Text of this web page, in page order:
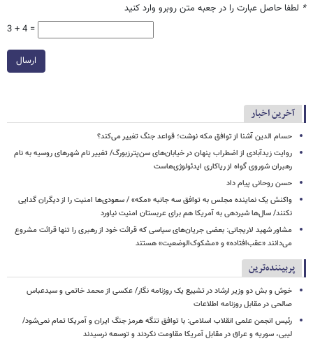
* لطفا حاصل عبارت را در جعبه متن روبرو وارد کنید
3 + 4 =
ارسال
آخرین اخبار
حسام الدین آشنا از توافق مکه نوشت؛ قواعد جنگ تغییر می‌کند؟
روایت زیدآبادی از اضطراب پنهان در خیابان‌های سن‌پترزبورگ/ تغییر نام شهرهای روسیه به نام
رهبران شوروی گواه از ریاکاری ایدئولوژی‌هاست
حسن روحانی پیام داد
واکنش یک نماینده مجلس به توافق سه جانبه «مکه» / سعودی‌ها امنیت را از دیگران گدایی
نکنند/ سال‌ها شیردهی به آمریکا هم برای عربستان امنیت نیاورد
مشاور شهید لاریجانی: بعضی جریان‌های سیاسی که قرائت خود از رهبری را تنها قرائت مشروع
می‌دانند «عقب‌افتاده» و «مشکوک‌الوضعیت» هستند
پربیننده‌ترین
خوش و بش دو وزیر ارشاد در تشییع یک روزنامه نگار/ عکسی از محمد خاتمی و سیدعباس
صالحی در مقابل روزنامه اطلاعات
رئیس انجمن علمی انقلاب اسلامی: با توافق تنگه هرمز جنگ ایران و آمریکا تمام نمی‌شود/
لیبی، سوریه و عراق در مقابل آمریکا مقاومت نکردند و توسعه نرسیدند